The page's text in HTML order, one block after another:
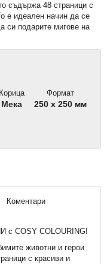
съдържа 48 страници с
е идеален начин да се
си подарите мигове на
Корица
Мека
Формат
250 x 250 мм
Коментари
с COSY COLOURING!
животни и герои
с красиви и